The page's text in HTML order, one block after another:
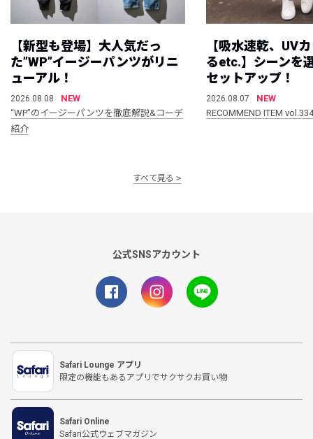
【新型も登場】大人気だっ
た”WP”イージーパンツがリニ
ューアル！
2026.08.08
NEW
“WP”のイージーパンツを徹底解説&コーデ
紹介
【吸水速乾、UV
るetc.】シーンを
セットアップ！
2026.08.07
NEW
RECOMMEND ITEM vol.334
すべて見る
公式SNSアカウント
Safari Lounge アプリ
限定の機能もあるアプリでサクサクお買い物
Safari Online
Safari公式ウェブマガジン